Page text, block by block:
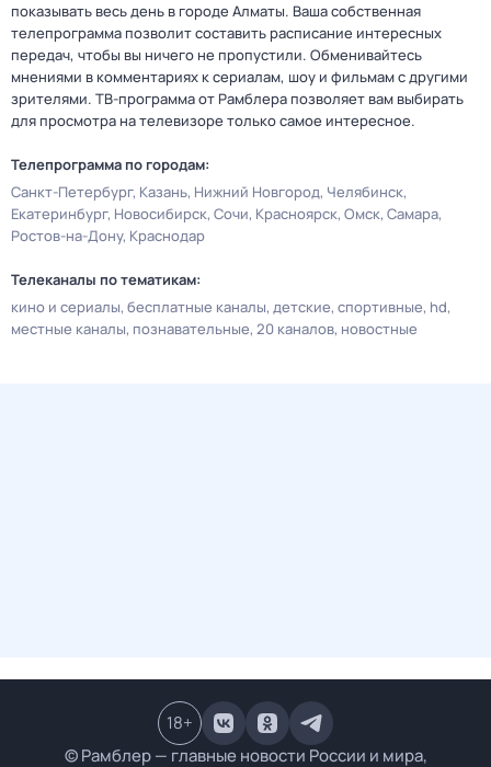
показывать весь день в городе Алматы. Ваша собственная
телепрограмма позволит составить расписание интересных
передач, чтобы вы ничего не пропустили. Обменивайтесь
мнениями в комментариях к сериалам, шоу и фильмам с другими
зрителями. ТВ-программа от Рамблера позволяет вам выбирать
для просмотра на телевизоре только самое интересное.
Телепрограмма по городам:
Санкт-Петербург Казань Нижний Новгород Челябинск
Екатеринбург Новосибирск Сочи Красноярск Омск Самара
Ростов-на-Дону Краснодар
Телеканалы по тематикам:
кино и сериалы бесплатные каналы детские спортивные hd
местные каналы познавательные 20 каналов новостные
© Рамблер — главные новости России и мира,
18+